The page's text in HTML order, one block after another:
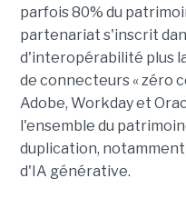
parfois 80% du
partenariat s'inscrit
d'interopérabilité plus
de connecteurs « zéro
Adobe, Workday et
l'ensemble du
duplication,
d'IA générative.